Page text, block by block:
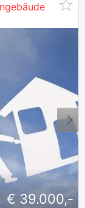
€ 39.000,-